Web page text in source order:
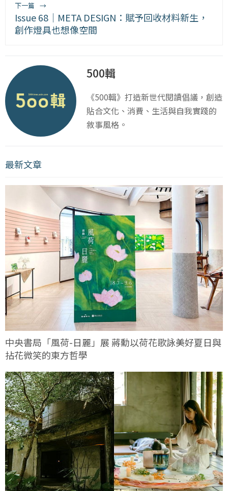
下一篇 →
Issue 68｜META DESIGN：賦予回收材料新生，
創作燈具也想像空間
500輯
《500輯》打造新世代閱讀倡議，創造
貼合文化、消費、生活與自我實踐的
敘事風格。
最新文章
中央書局「風荷-日麗」展 蔣勳以荷花歌詠美好夏日與
拈花微笑的東方哲學